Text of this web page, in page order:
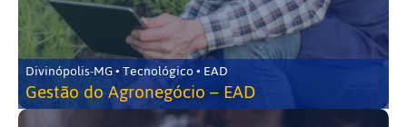
Divinópolis-MG • Tecnológico • EAD
Gestão do Agronegócio – EAD